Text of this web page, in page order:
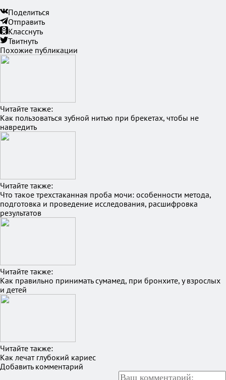
Поделиться
Отправить
Класснуть
Твитнуть
Похожие публикации
Читайте также:
Как пользоваться зубной нитью при брекетах, чтобы не
навредить
Читайте также:
Что такое трехстаканная проба мочи: особенности метода,
подготовка и проведение исследования, расшифровка
результатов
Читайте также:
Как правильно принимать сумамед, при бронхите, у взрослых
и детей
Читайте также:
Как лечат глубокий кариес
Добавить комментарий